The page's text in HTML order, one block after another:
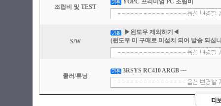
조립비 및 TEST
YOPC 프리미엄 PC 조립비
S/W
▶윈도우 제외하기◀
(윈도우 미 구매로 미설치 되어 발송 되십
쿨러/튜닝
3RSYS RC410 ARGB ~~